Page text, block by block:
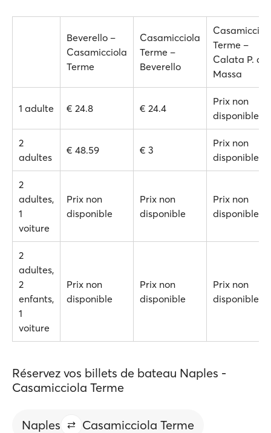
Beverello –
Casamicciola
Terme
Casamicciola
Terme –
Beverello
Terme –
Calata P. di
Massa
1 adulte € 24.8 € 24.4
Prix non
disponible
2
adultes
€ 48.59 € 3
Prix non
disponible
2
adultes,
1
voiture
Prix non
disponible
Prix non
disponible
Prix non
disponible
2
adultes,
2
enfants,
1
voiture
Prix non
disponible
Prix non
disponible
Prix non
disponible
Réservez vos billets de bateau Naples -
Casamicciola Terme
Naples Casamicciola Terme